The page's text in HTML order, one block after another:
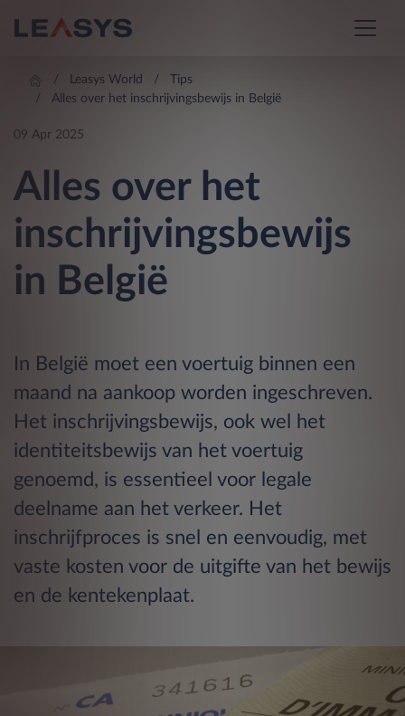
Leasys World
Tips
Alles over het inschrijvingsbewijs in België
09 Apr 2025
Alles over het
inschrijvingsbewijs
in België
In België moet een voertuig binnen een
maand na aankoop worden ingeschreven.
Het inschrijvingsbewijs, ook wel het
identiteitsbewijs van het voertuig
genoemd, is essentieel voor legale
deelname aan het verkeer. Het
inschrijfproces is snel en eenvoudig, met
vaste kosten voor de uitgifte van het bewijs
en de kentekenplaat.